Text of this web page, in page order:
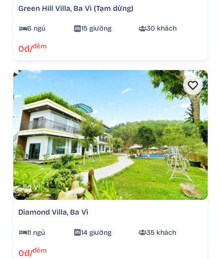
Green Hill Villa, Ba Vì (Tạm dừng)
6 ngủ 15 giường 30 khách
0đ/đêm
Ba Vì
Diamond Villa, Ba Vì
11 ngủ 14 giường 35 khách
0đ/đêm